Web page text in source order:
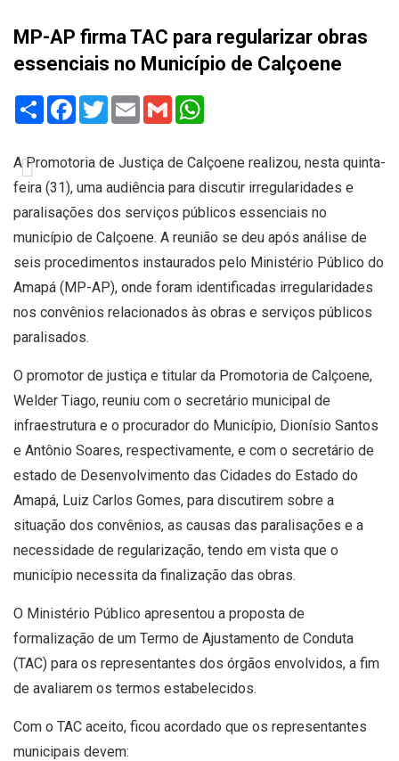
MP-AP firma TAC para regularizar obras
essenciais no Município de Calçoene
Share Facebook
TwitterEmail Gmail
A Promotoria de Justiça de Calçoene realizou, nesta quinta-
feira (31), uma audiência para discutir irregularidades e
paralisações dos serviços públicos essenciais no
município de Calçoene. A reunião se deu após análise de
seis procedimentos instaurados pelo Ministério Público do
Amapá (MP-AP), onde foram identificadas irregularidades
nos convênios relacionados às obras e serviços públicos
paralisados.
O promotor de justiça e titular da Promotoria de Calçoene,
Welder Tiago, reuniu com o secretário municipal de
infraestrutura e o procurador do Município, Dionísio Santos
e Antônio Soares, respectivamente, e com o secretário de
estado de Desenvolvimento das Cidades do Estado do
Amapá, Luiz Carlos Gomes, para discutirem sobre a
situação dos convênios, as causas das paralisações e a
necessidade de regularização, tendo em vista que o
município necessita da finalização das obras.
O Ministério Público apresentou a proposta de
formalização de um Termo de Ajustamento de Conduta
(TAC) para os representantes dos órgãos envolvidos, a fim
de avaliarem os termos estabelecidos.
Com o TAC aceito, ficou acordado que os representantes
municipais devem: